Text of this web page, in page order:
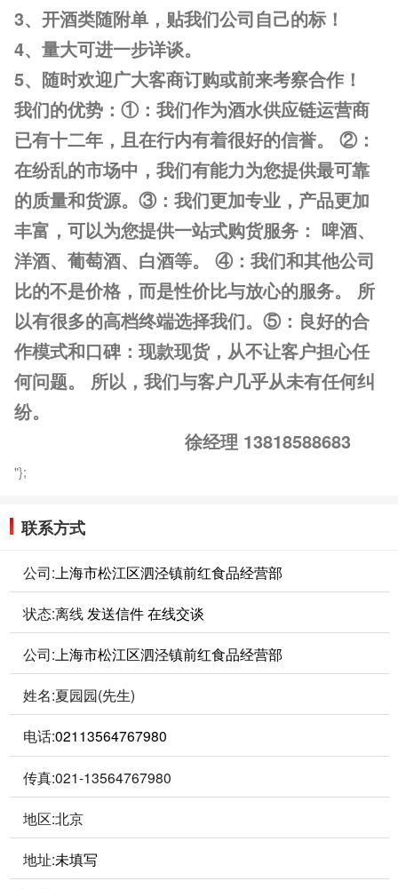
3、开酒类随附单，贴我们公司自己的标！
4、量大可进一步详谈。
5、随时欢迎广大客商订购或前来考察合作！
我们的优势：①：我们作为酒水供应链运营商
已有十二年，且在行内有着很好的信誉。 ②：
在纷乱的市场中，我们有能力为您提供最可靠
的质量和货源。③：我们更加专业，产品更加
丰富，可以为您提供一站式购货服务： 啤酒、
洋酒、葡萄酒、白酒等。 ④：我们和其他公司
比的不是价格，而是性价比与放心的服务。 所
以有很多的高档终端选择我们。⑤：良好的合
作模式和口碑：现款现货，从不让客户担心任
何问题。 所以，我们与客户几乎从未有任何纠
纷。
徐经理 13818588683
"};
联系方式
公司: 上海市松江区泗泾镇前红食品经营部
状态:离线 发送信件在线交谈
公司: 上海市松江区泗泾镇前红食品经营部
姓名:夏园园(先生)
电话:02113564767980
传真:021-13564767980
地区:北京
地址:未填写